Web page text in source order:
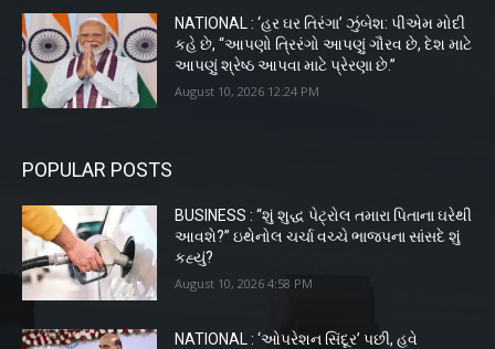
NATIONAL : ‘હર ઘર તિરંગા’ ઝુંબેશ: પીએમ મોદી
કહે છે, “આપણો ત્રિરંગો આપણું ગૌરવ છે, દેશ માટે
આપણું શ્રેષ્ઠ આપવા માટે પ્રેરણા છે.”
August 10, 2026 12:24 PM
POPULAR POSTS
BUSINESS : “શું શુદ્ધ પેટ્રોલ તમારા પિતાના ઘરેથી
આવશે?” ઇથેનોલ ચર્ચા વચ્ચે ભાજપના સાંસદે શું
કહ્યું?
August 10, 2026 4:58 PM
NATIONAL : ‘ઓપરેશન સિંદૂર’ પછી, હવે